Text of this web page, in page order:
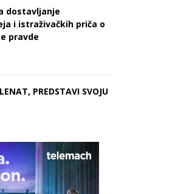
dostavljanje
i istraživačkih priča o
pravde
PREDSTAVI SVOJU